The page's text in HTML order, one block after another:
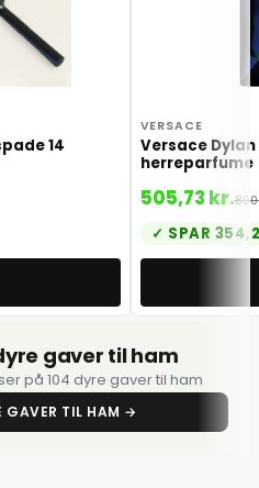
14
VERSACE
Versace Dylan
herreparfume
505,73 kr.860
SPAR
gaver til ham
på 104 dyre gaver til ham
GAVER TIL HAM →